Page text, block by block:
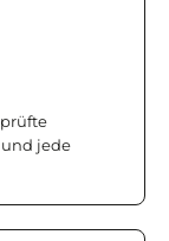
jede